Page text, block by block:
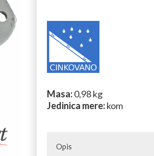
Masa:0,98 kg
Jedinica mere:kom
Opis